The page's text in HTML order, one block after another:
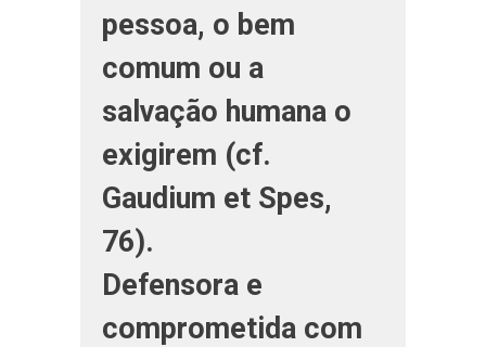
pessoa, o bem
comum ou a
salvação humana o
exigirem (cf.
Gaudium et Spes,
76).
Defensora e
comprometida com